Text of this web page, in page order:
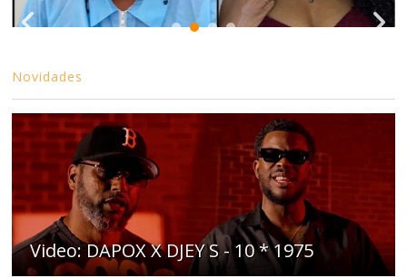
Novidades
Video: DAPOX X DJEY S - 10 * 1975